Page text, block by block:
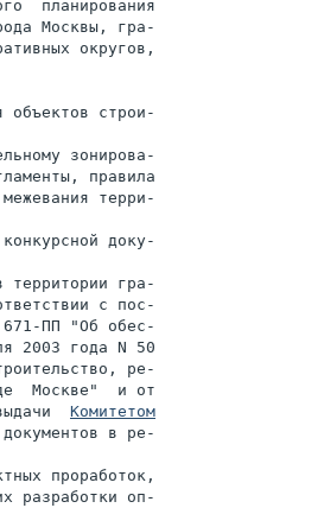
планирования
Москвы, гра-
округов,
объектов строи-
зонирова-
правила
терри-
доку-
территории гра-
с пос-
671-ПП "Об обес-
2003 года N 50
ре-
Москве"  и от
Комитетом
документов в ре-
проработок,
разработки оп-